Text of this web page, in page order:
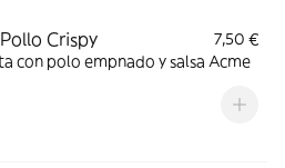
Crispy
7,50 €
con polo empnado y salsa Acme